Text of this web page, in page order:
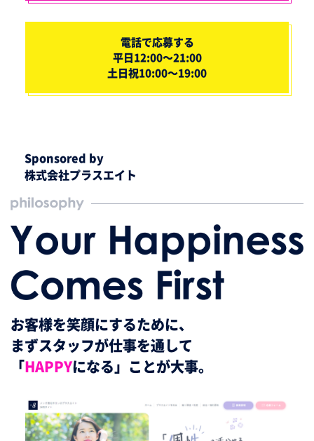
電話で応募する
平日12:00～21:00
土日祝10:00～19:00
Sponsored by
株式会社プラスエイト
お客様を笑顔にするために、
まずスタッフが仕事を通して
「HAPPYになる」ことが大事。